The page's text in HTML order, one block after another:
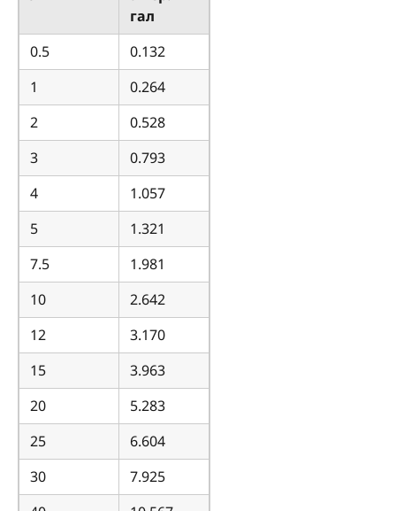
гал
0.5
0.132
1
0.264
2
0.528
3
0.793
4
1.057
5
1.321
7.5
1.981
10
2.642
12
3.170
15
3.963
20
5.283
25
6.604
30
7.925